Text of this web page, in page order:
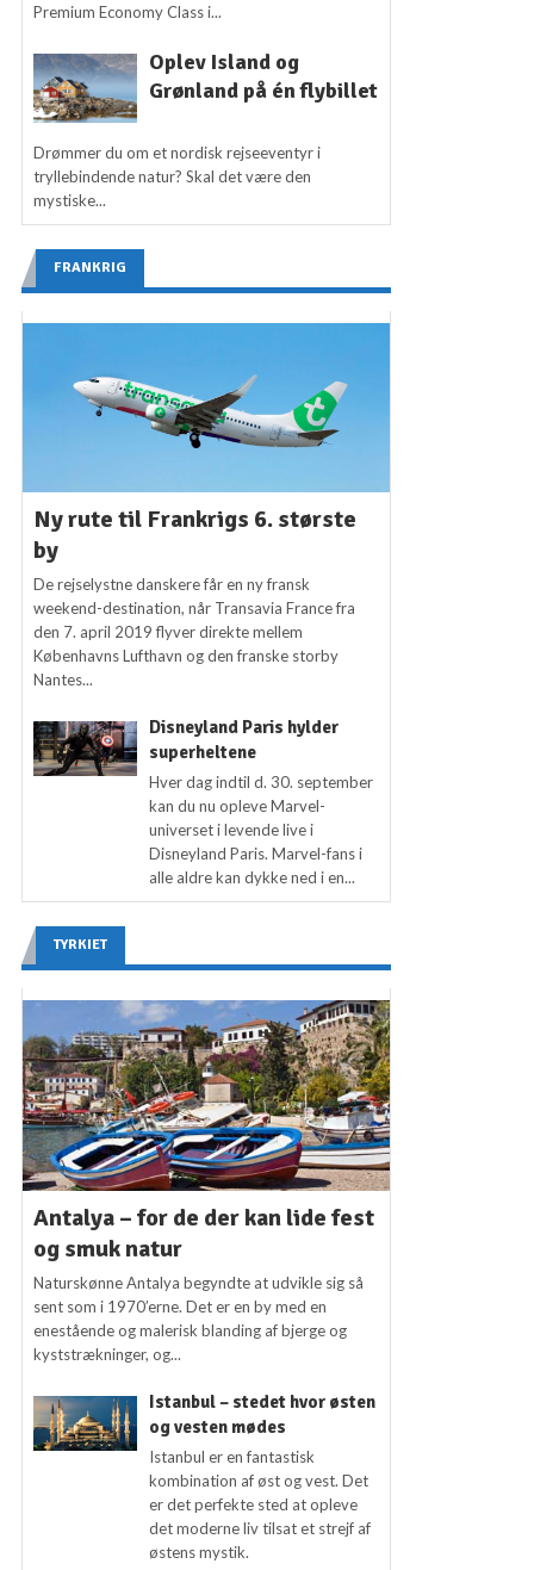
Premium Economy Class i...
Oplev Island og
Grønland på én flybillet
Drømmer du om et nordisk rejseeventyr i
tryllebindende natur? Skal det være den
mystiske...
FRANKRIG
Ny rute til Frankrigs 6. største
by
De rejselystne danskere får en ny fransk
weekend-destination, når Transavia France fra
den 7. april 2019 flyver direkte mellem
Københavns Lufthavn og den franske storby
Nantes...
Disneyland Paris hylder
superheltene
Hver dag indtil d. 30. september
kan du nu opleve Marvel-
universet i levende live i
Disneyland Paris. Marvel-fans i
alle aldre kan dykke ned i en...
TYRKIET
Antalya – for de der kan lide fest
og smuk natur
Naturskønne Antalya begyndte at udvikle sig så
sent som i 1970’erne. Det er en by med en
enestående og malerisk blanding af bjerge og
kyststrækninger, og...
Istanbul – stedet hvor østen
og vesten mødes
Istanbul er en fantastisk
kombination af øst og vest. Det
er det perfekte sted at opleve
det moderne liv tilsat et strejf af
østens mystik.